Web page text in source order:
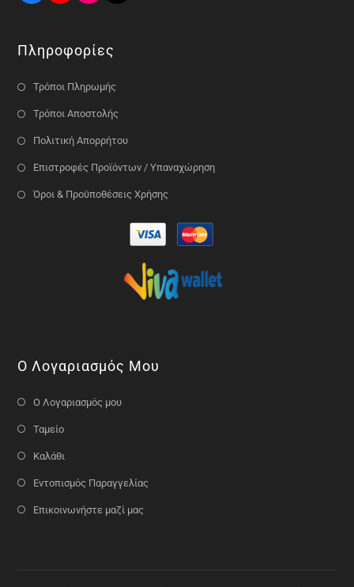
Πληροφορίες
Τρόποι Πληρωμής
Τρόποι Αποστολής
Πολιτική Απορρήτου
Επιστροφές Προϊόντων / Υπαναχώρηση
Όροι & Προϋποθέσεις Χρήσης
Ο Λογαριασμός Μου
Ο Λογαριασμός μου
Ταμείο
Καλάθι
Εντοπισμός Παραγγελίας
Επικοινωνήστε μαζί μας